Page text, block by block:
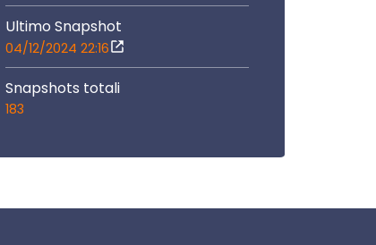
Ultimo Snapshot
04/12/2024 22:16
Snapshots totali
183